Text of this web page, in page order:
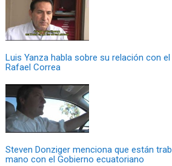
Luis Yanza habla sobre su relación con
Rafael Correa
Steven Donziger menciona que están
mano con el Gobierno ecuatoriano